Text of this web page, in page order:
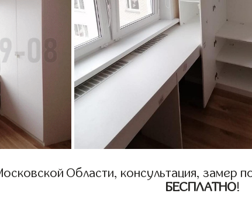
Области, консультация, замер
БЕСПЛАТНО!